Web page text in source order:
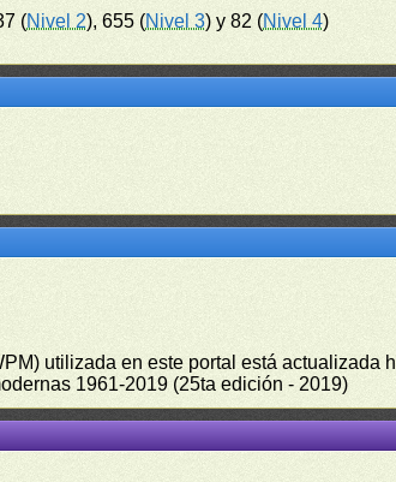
(Nivel 2), 655 (Nivel 3) y 82 (Nivel 4)
utilizada en este portal está actualizada
1961-2019 (25ta edición - 2019)